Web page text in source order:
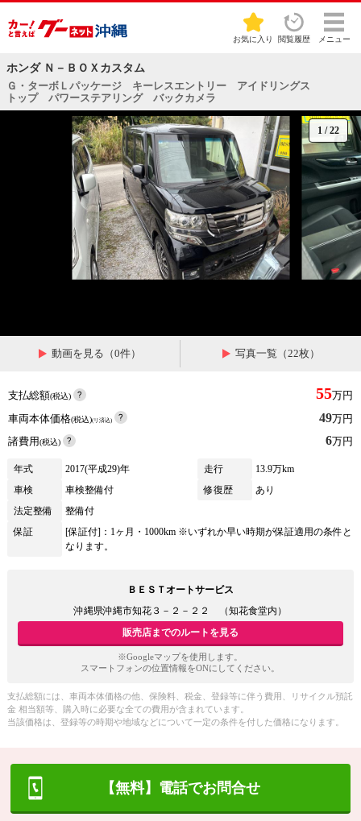
お気に入り 閲覧履歴 メニュー
ホンダ Ｎ－ＢＯＸカスタム
Ｇ・ターボＬパッケージ キーレスエントリー アイドリングス
トップ パワーステアリング バックカメラ
1 /22
動画を見る（0件） 写真一覧（22枚）
支払総額(税込) 55万円
車両本体価格(税込)(リ済込) 49万円
諸費用(税込) 6万円
年式 2017(平成29)年 走行
13.9万km
車検
車検整備付 修復歴
あり
法定整備
整備付
保証
[保証付]：1ヶ月・1000km ※いずれか早い時期が保証適用の条件と
なります。
ＢＥＳＴオートサービス
沖縄県沖縄市知花３－２－２２ （知花食堂内）
販売店までのルートを見る
※Googleマップを使用します。
スマートフォンの位置情報をONにしてください。
支払総額には、車両本体価格の他、保険料、税金、登録等に伴う費用、リサイクル預託
金 相当額等、購入時に必要な全ての費用が含まれています。
当該価格は、登録等の時期や地域などについて一定の条件を付した価格になります。
【無料】電話でお問合せ